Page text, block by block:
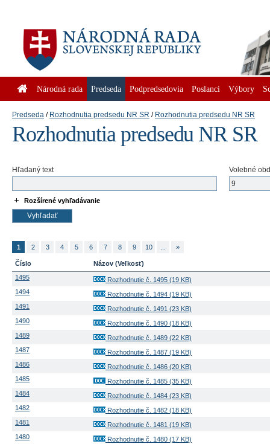
Národná rada Predseda Podpredsedovia Poslanci Výbory
Predseda Rozhodnutia predsedu NR SR Rozhodnutia predsedu NR SR
Rozhodnutia predsedu NR SR
Hľadaný text Volebné
Rozšírené vyhľadávanie
1 2 3 4 5 6 7 8 9 10 »
Číslo
Názov (Veľkosť)
1495
Rozhodnutie č. 1495 (19 KB)
1494
Rozhodnutie č. 1494 (19 KB)
1491
Rozhodnutie č. 1491 (23 KB)
1490
Rozhodnutie č. 1490 (18 KB)
1489
Rozhodnutie č. 1489 (22 KB)
1487
Rozhodnutie č. 1487 (19 KB)
1486
Rozhodnutie č. 1486 (20 KB)
1485
Rozhodnutie č. 1485 (35 KB)
1484
Rozhodnutie č. 1484 (23 KB)
1482
Rozhodnutie č. 1482 (18 KB)
1481
Rozhodnutie č. 1481 (19 KB)
1480
Rozhodnutie č. 1480 (17 KB)